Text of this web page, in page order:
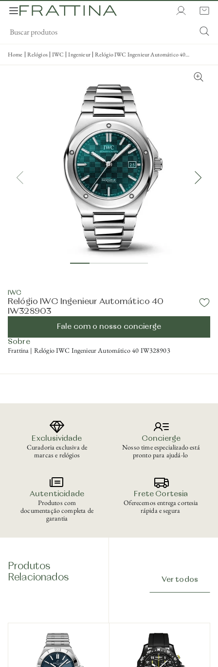
Home Relógios IWC Ingenieur Relógio IWC Ingenieur Automático 40
IW328903
IWC
Relógio IWC Ingenieur Automático 40
IW328903
Fale com o nosso concierge
Sobre
Frattina | Relógio IWC Ingenieur Automático 40 IW328903
Exclusividade
Curadoria exclusiva de
marcas e relógios
Concierge
Nosso time especializado está
pronto para ajudá-lo
Autenticidade
Produtos com
documentação completa de
garantia
Frete Cortesia
Oferecemos entrega cortesia
rápida e segura
Produtos
Relacionados
Ver todos